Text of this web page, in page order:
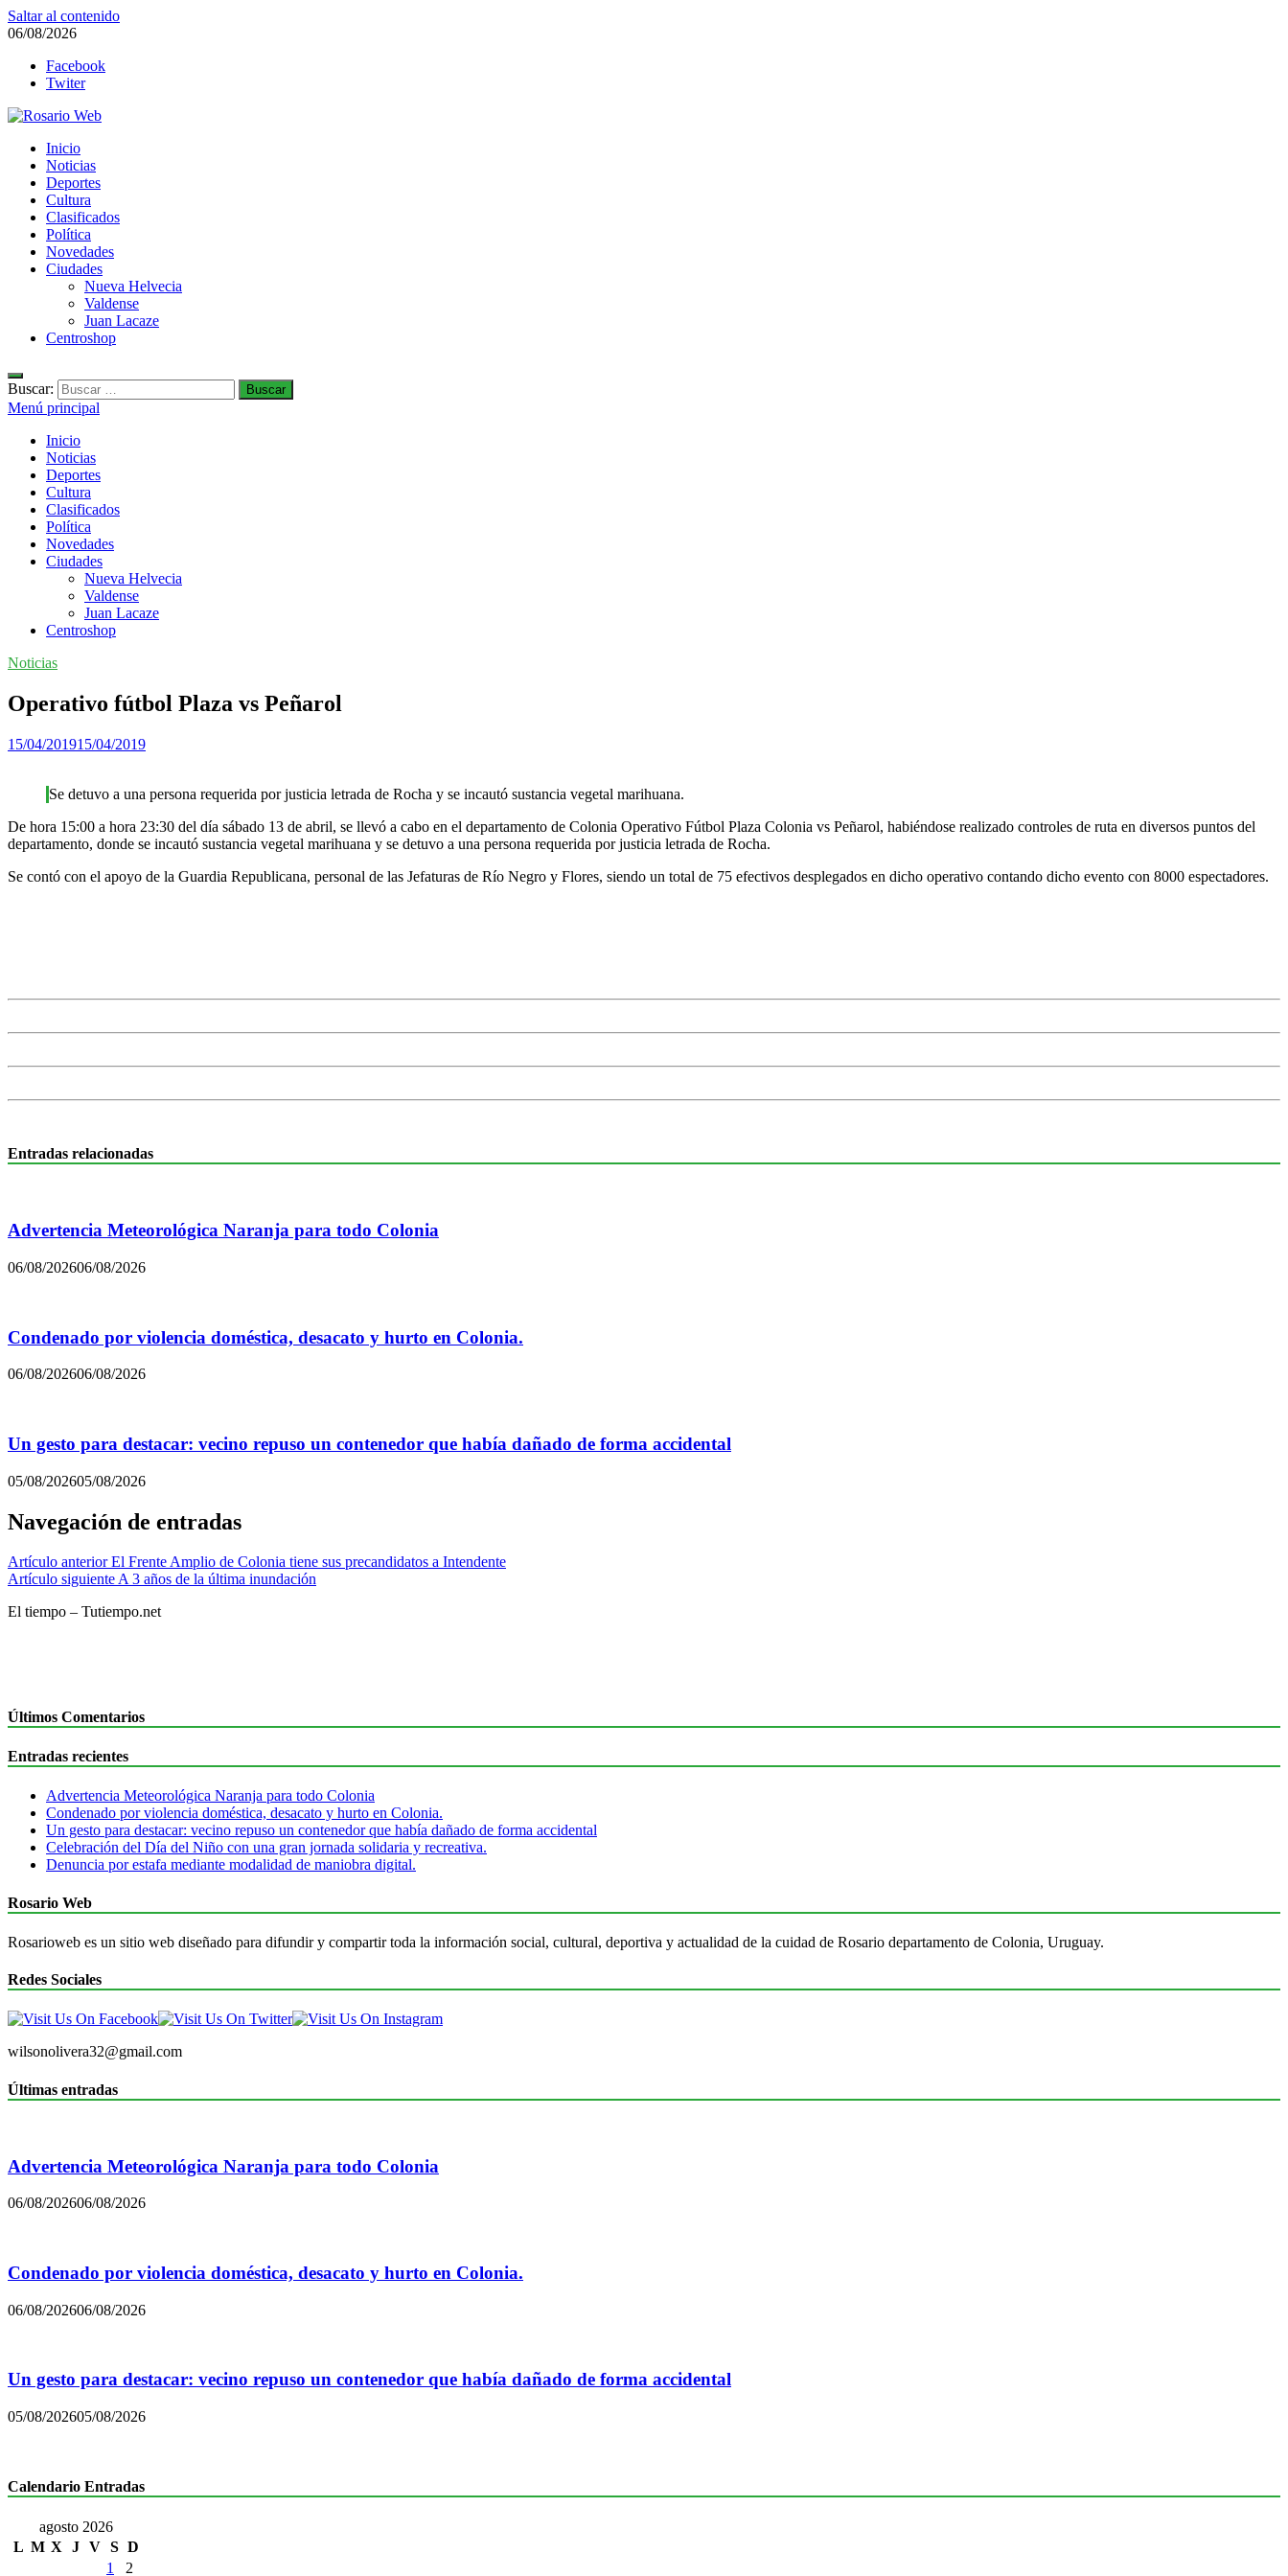
Saltar al contenido
06/08/2026
Facebook
Twiter
Rosario Web
Todas la noticias de Rosario y la zona
Inicio
Noticias
Deportes
Cultura
Clasificados
Política
Novedades
Ciudades
Nueva Helvecia
Valdense
Juan Lacaze
Centroshop
Buscar:
Menú principal
Inicio
Noticias
Deportes
Cultura
Clasificados
Política
Novedades
Ciudades
Nueva Helvecia
Valdense
Juan Lacaze
Centroshop
Noticias
Operativo fútbol Plaza vs Peñarol
15/04/201915/04/2019
Se detuvo a una persona requerida por justicia letrada de Rocha y se incautó sustancia vegetal marihuana.
De hora 15:00 a hora 23:30 del día sábado 13 de abril, se llevó a cabo en el departamento de Colonia Operativo Fútbol Plaza Colonia vs Peñarol, habiéndose realizado controles de ruta en diversos puntos del
departamento, donde se incautó sustancia vegetal marihuana y se detuvo a una persona requerida por justicia letrada de Rocha.
Se contó con el apoyo de la Guardia Republicana, personal de las Jefaturas de Río Negro y Flores, siendo un total de 75 efectivos desplegados en dicho operativo contando dicho evento con 8000 espectadores.
Entradas relacionadas
Advertencia Meteorológica Naranja para todo Colonia
06/08/202606/08/2026
Condenado por violencia doméstica, desacato y hurto en Colonia.
06/08/202606/08/2026
Un gesto para destacar: vecino repuso un contenedor que había dañado de forma accidental
05/08/202605/08/2026
Navegación de entradas
Artículo anterior El Frente Amplio de Colonia tiene sus precandidatos a Intendente
Artículo siguienteA 3 años de la última inundación
El tiempo – Tutiempo.net
Últimos Comentarios
Entradas recientes
Advertencia Meteorológica Naranja para todo Colonia
Condenado por violencia doméstica, desacato y hurto en Colonia.
Un gesto para destacar: vecino repuso un contenedor que había dañado de forma accidental
Celebración del Día del Niño con una gran jornada solidaria y recreativa.
Denuncia por estafa mediante modalidad de maniobra digital.
Rosario Web
Rosarioweb es un sitio web diseñado para difundir y compartir toda la información social, cultural, deportiva y actualidad de la cuidad de Rosario departamento de Colonia, Uruguay.
Redes Sociales
wilsonolivera32@gmail.com
Últimas entradas
Advertencia Meteorológica Naranja para todo Colonia
06/08/202606/08/2026
Condenado por violencia doméstica, desacato y hurto en Colonia.
06/08/202606/08/2026
Un gesto para destacar: vecino repuso un contenedor que había dañado de forma accidental
05/08/202605/08/2026
Calendario Entradas
agosto 2026
L M X J V S D
1
2